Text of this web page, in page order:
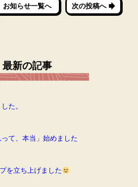
お知らせ一覧へ 次の投稿へ
最新の記事
た。
て、本当」始めました
を立ち上げました